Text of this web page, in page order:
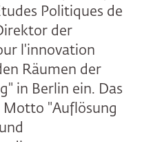
Politiques de
der
l'innovation
Räumen der
in Berlin ein. Das
Motto "Auflösung